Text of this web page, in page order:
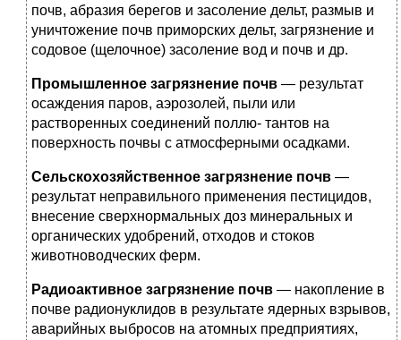
почв, аб­разия берегов и засоление дельт, размыв и
уничтожение почв приморских дельт, загрязнение и
содовое (щелочное) засоле­ние вод и почв и др.
Промышленное загрязнение почв — результат
осаждения па­ров, аэрозолей, пыли или
растворенных соединений поллю- тантов на
поверхность почвы с атмосферными осадками.
Сельскохозяйственное загрязнение почв —
результат непра­вильного применения пестицидов,
внесение сверхнормальных доз минеральных и
органических удобрений, отходов и стоков
животноводческих ферм.
Радиоактивное загрязнение почв — накопление в
почве радионуклидов в результате ядерных взрывов,
аварийных выб­росов на атомных предприятиях,